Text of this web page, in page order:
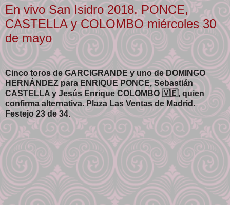
En vivo San Isidro 2018. PONCE,
CASTELLA y COLOMBO miércoles 30
de mayo
Cinco toros de GARCIGRANDE y uno de DOMINGO
HERNÁNDEZ para ENRIQUE PONCE, Sebastián
CASTELLA y Jesús Enrique COLOMBO 🇻🇪, quien
confirma alternativa. Plaza Las Ventas de Madrid.
Festejo 23 de 34.